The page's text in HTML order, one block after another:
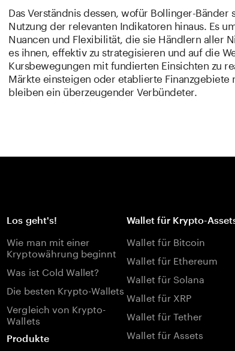
Das Verständnis dessen, wofür Bollinger-
Nutzung der relevanten Indikatoren hinaus. Es
Nuancen und Flexibilität, die sie Händlern aller
es ihnen, effektiv zu strategisieren und auf die
Kursbewegungen mit fundierten Einsichten zu
Märkte einsteigen oder etablierte
bleiben ein überzeugender Verbündeter.
Los geht's!
Wie man mit einer
Kryptowährung beginnt
Was ist Cold Wallet?
Die besten Krypto-Wallets
Vergleich von Krypto-
Wallets
Produkte
Wallet für Krypto-
Wallet für Bitcoin
Wallet für Ethereum
Wallet für Solana
Wallet für XRP
Wallet für Tether
Wallet für Assets